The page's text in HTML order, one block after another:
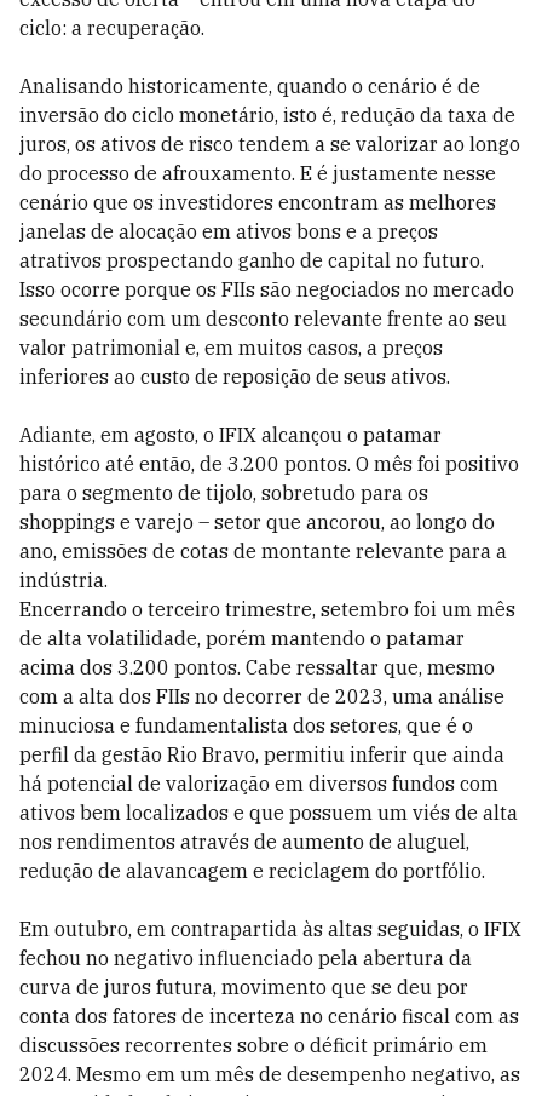
ciclo: a recuperação.
Analisando historicamente, quando o cenário é de
inversão do ciclo monetário, isto é, redução da taxa de
juros, os ativos de risco tendem a se valorizar ao longo
do processo de afrouxamento. E é justamente nesse
cenário que os investidores encontram as melhores
janelas de alocação em ativos bons e a preços
atrativos prospectando ganho de capital no futuro.
Isso ocorre porque os FIIs são negociados no mercado
secundário com um desconto relevante frente ao seu
valor patrimonial e, em muitos casos, a preços
inferiores ao custo de reposição de seus ativos.
Adiante, em agosto, o IFIX alcançou o patamar
histórico até então, de 3.200 pontos. O mês foi positivo
para o segmento de tijolo, sobretudo para os
shoppings e varejo – setor que ancorou, ao longo do
ano, emissões de cotas de montante relevante para a
indústria.
Encerrando o terceiro trimestre, setembro foi um mês
de alta volatilidade, porém mantendo o patamar
acima dos 3.200 pontos. Cabe ressaltar que, mesmo
com a alta dos FIIs no decorrer de 2023, uma análise
minuciosa e fundamentalista dos setores, que é o
perfil da gestão Rio Bravo, permitiu inferir que ainda
há potencial de valorização em diversos fundos com
ativos bem localizados e que possuem um viés de alta
nos rendimentos através de aumento de aluguel,
redução de alavancagem e reciclagem do portfólio.
Em outubro, em contrapartida às altas seguidas, o IFIX
fechou no negativo influenciado pela abertura da
curva de juros futura, movimento que se deu por
conta dos fatores de incerteza no cenário fiscal com as
discussões recorrentes sobre o déficit primário em
2024. Mesmo em um mês de desempenho negativo, as